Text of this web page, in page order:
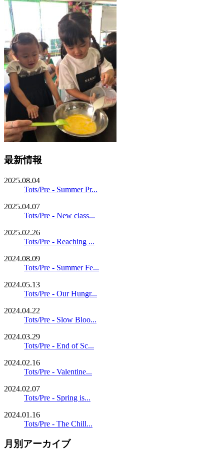
最新情報
2025.08.04
Tots/Pre - Summer Pr...
2025.04.07
Tots/Pre - New class...
2025.02.26
Tots/Pre - Reaching ...
2024.08.09
Tots/Pre - Summer Fe...
2024.05.13
Tots/Pre - Our Hungr...
2024.04.22
Tots/Pre - Slow Bloo...
2024.03.29
Tots/Pre - End of Sc...
2024.02.16
Tots/Pre - Valentine...
2024.02.07
Tots/Pre - Spring is...
2024.01.16
Tots/Pre - The Chill...
月別アーカイブ